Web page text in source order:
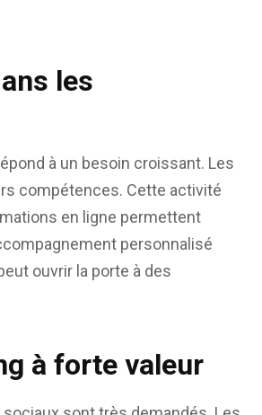
les
à un besoin croissant. Les
compétences. Cette activité
en ligne permettent
personnalisé
ouvrir la porte à des
à forte valeur